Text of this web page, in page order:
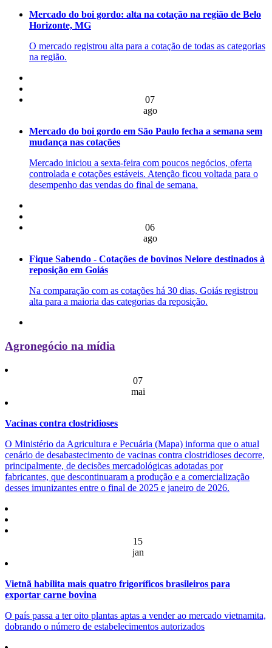
Mercado do boi gordo: alta na cotação na região de Belo
Horizonte, MG
O mercado registrou alta para a cotação de todas as categorias
na região.
07
ago
Mercado do boi gordo em São Paulo fecha a semana sem
mudança nas cotações
Mercado iniciou a sexta-feira com poucos negócios, oferta
controlada e cotações estáveis. Atenção ficou voltada para o
desempenho das vendas do final de semana.
06
ago
Fique Sabendo - Cotações de bovinos Nelore destinados à
reposição em Goiás
Na comparação com as cotações há 30 dias, Goiás registrou
alta para a maioria das categorias da reposição.
Agronegócio na mídia
07
mai
Vacinas contra clostridioses
O Ministério da Agricultura e Pecuária (Mapa) informa que o atual
cenário de desabastecimento de vacinas contra clostridioses decorre,
principalmente, de decisões mercadológicas adotadas por
fabricantes, que descontinuaram a produção e a comercialização
desses imunizantes entre o final de 2025 e janeiro de 2026.
15
jan
Vietnã habilita mais quatro frigoríficos brasileiros para
exportar carne bovina
O país passa a ter oito plantas aptas a vender ao mercado vietnamita,
dobrando o número de estabelecimentos autorizados